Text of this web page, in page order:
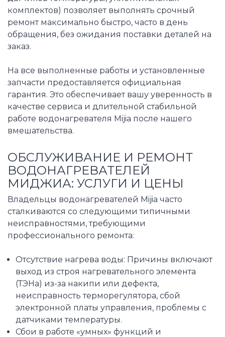
комплектов) позволяет выполнять срочный
ремонт максимально быстро, часто в день
обращения, без ожидания поставки деталей на
заказ.
На все выполненные работы и установленные
запчасти предоставляется официальная
гарантия. Это обеспечивает вашу уверенность в
качестве сервиса и длительной стабильной
работе водонагревателя Mijia после нашего
вмешательства.
ОБСЛУЖИВАНИЕ И РЕМОНТ
ВОДОНАГРЕВАТЕЛЕЙ
МИДЖИА: УСЛУГИ И ЦЕНЫ
Владельцы водонагревателей Mijia часто
сталкиваются со следующими типичными
неисправностями, требующими
профессионального ремонта:
Отсутствие нагрева воды: Причины включают
выход из строя нагревательного элемента
(ТЭНа) из-за накипи или дефекта,
неисправность терморегулятора, сбой
электронной платы управления, проблемы с
датчиками температуры.
Сбои в работе «умных» функций и